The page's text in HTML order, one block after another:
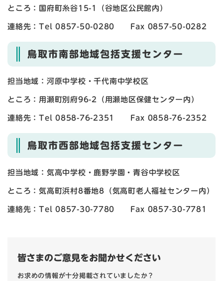
ところ：国府町糸谷15-1（谷地区公民館内）
連絡先：Tel 0857-50-0280 Fax 0857-50-0282
鳥取市南部地域包括支援センター
担当地域：河原中学校・千代南中学校区
ところ：用瀬町別府96-2（用瀬地区保健センター内）
連絡先：Tel 0858-76-2351 Fax 0858-76-2352
鳥取市西部地域包括支援センター
担当地域：気高中学校・鹿野学園・青谷中学校区
ところ：気高町浜村8番地8（気高町老人福祉センター内）
連絡先：Tel 0857-30-7780 Fax 0857-30-7781
皆さまのご意見をお聞かせください
お求めの情報が十分掲載されていましたか？